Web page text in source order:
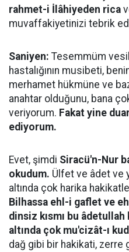
rahmet-i İlâhiyeden rica
muvaffakiyetinizi tebrik
Saniyen: Tesemmüm
hastalığının musibeti,
merhamet hükmüne ve
anahtar olduğunu, bana
veriyorum. Fakat yine
ediyorum.
Evet, şimdi Siracü'n-Nur
okudum. Ülfet ve âdet ve
altında çok harika
Bilhassa ehl-i gaflet ve
dinsiz kısmı bu âdetullah
altında çok mu'cizât-ı
dağ gibi bir hakikati, zerre